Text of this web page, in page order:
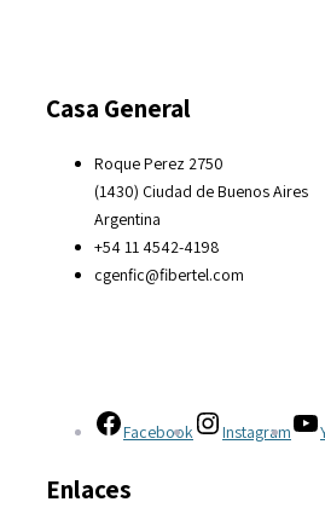
Casa General
Roque Perez 2750
(1430) Ciudad de Buenos Aires
Argentina
+54 11 4542-4198
cgenfic@fibertel.com
Facebook Instagram
Enlaces